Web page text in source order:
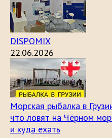
DISPOMIX
22.06.2026
Морская рыбалка в
что ловят на Чёрном
и куда ехать